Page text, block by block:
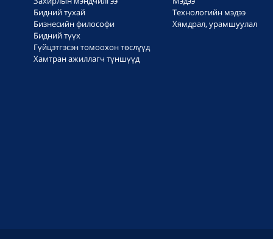
Бидний тухай
Бизнесийн философи
Бидний түүх
Гүйцэтгэсэн томоохон төслүүд
Хамтран ажиллагч түншүүд
Технологийн мэдээ
Хямдрал, урамшуулал